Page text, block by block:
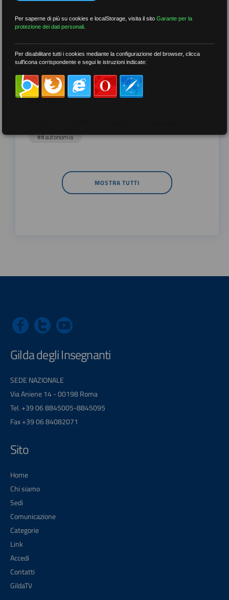
più recenti
meno recenti
per tag
##autonomia
MOSTRA TUTTI
Gilda degli Insegnanti
SEDE NAZIONALE
Via Aniene 14 - 00198 Roma
Tel. +39 06 8845005-8845095
Fax +39 06 84082071
Sito
Home
Chi siamo
Sedi
Comunicazione
Categorie
Link
Accedi
Contatti
GildaTV
Per saperne di più su cookies e localStorage, visita il sitoGarante per la
protezione dei dati personali
Per disabilitare tutti i cookies mediante la configurazione del browser, clicca
sull'icona corrispondente e segui le istruzioni indicate: